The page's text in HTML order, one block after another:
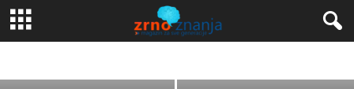
Da li je efikasno učenje stranog jezika u
zrelom dobu